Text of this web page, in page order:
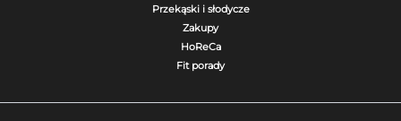
Przekąski i słodycze
Zakupy
HoReCa
Fit porady